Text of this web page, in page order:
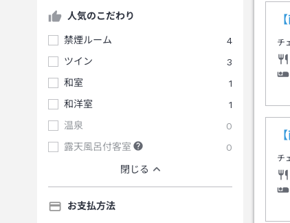
人気のこだわり
禁煙ルーム
4
ツイン
3
和室
1
和洋室
1
温泉
0
露天風呂付客室
0
閉じる
お支払方法
チ
チ